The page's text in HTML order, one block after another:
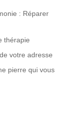
: Réparer
thérapie
votre adresse
pierre qui vous